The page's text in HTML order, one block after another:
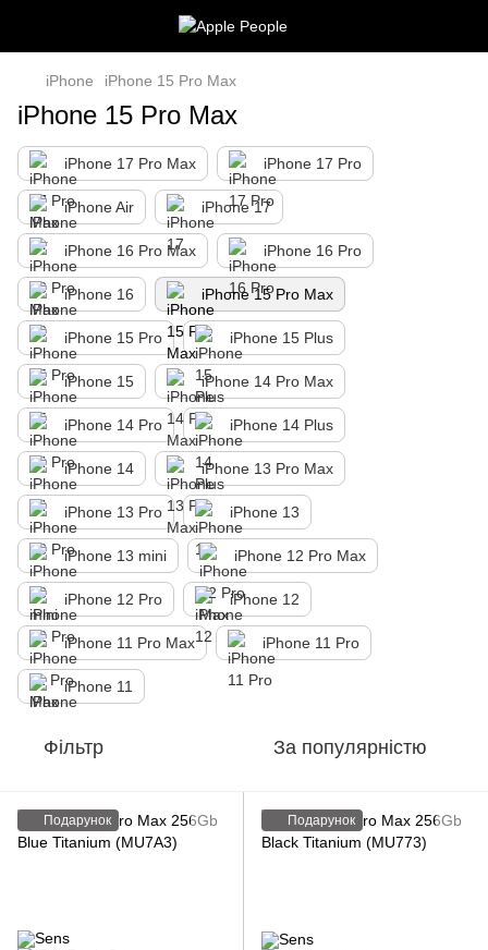
iPhone iPhone 15 Pro Max
iPhone 15 Pro Max
iPhone 17 Pro Max iPhone 17 Pro
iPhone Air iPhone 17
iPhone 16 Pro Max iPhone 16 Pro
iPhone 16 iPhone 15 Pro Max
iPhone 15 Pro iPhone 15 Plus
iPhone 15 iPhone 14 Pro Max
iPhone 14 Pro iPhone 14 Plus
iPhone 14 iPhone 13 Pro Max
iPhone 13 Pro iPhone 13
iPhone 13 mini iPhone 12 Pro Max
iPhone 12 Pro iPhone 12
iPhone 11 Pro Max iPhone 11 Pro
іPhone 11
Фільтр За популярністю
Подарунок Подарунок